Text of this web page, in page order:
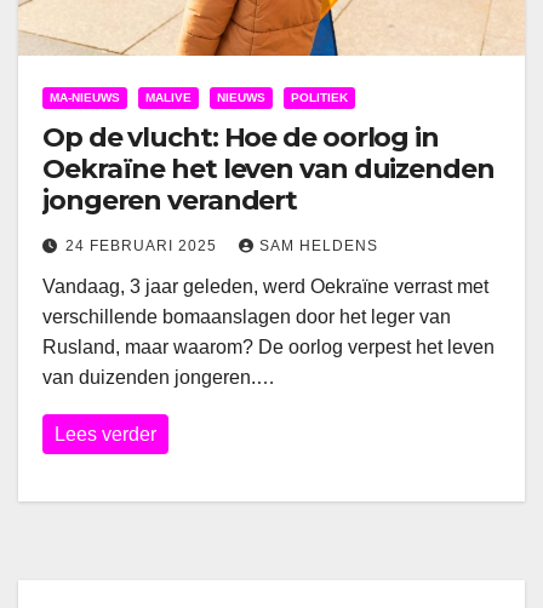
MA-NIEUWS MALIVE NIEUWS POLITIEK
Op de vlucht: Hoe de oorlog in
Oekraïne het leven van duizenden
jongeren verandert
24 FEBRUARI 2025 SAM HELDENS
Vandaag, 3 jaar geleden, werd Oekraïne verrast met
verschillende bomaanslagen door het leger van
Rusland, maar waarom? De oorlog verpest het leven
van duizenden jongeren.…
Lees verder